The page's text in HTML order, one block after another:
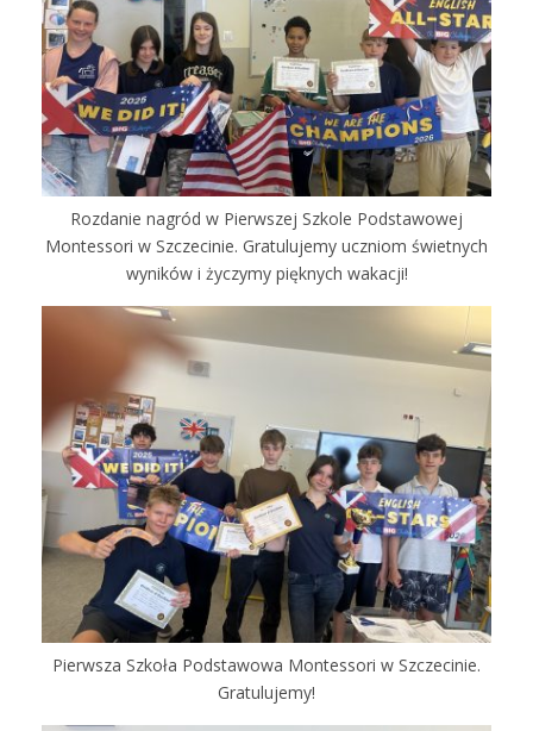
Rozdanie nagród w Pierwszej Szkole Podstawowej
Montessori w Szczecinie. Gratulujemy uczniom świetnych
wyników i życzymy pięknych wakacji!
Pierwsza Szkoła Podstawowa Montessori w Szczecinie.
Gratulujemy!